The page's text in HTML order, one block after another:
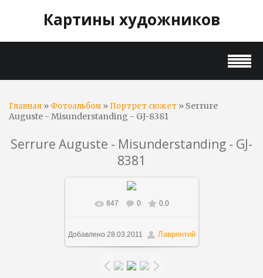
Картины художников
Главная » Фотоальбом» Портрет сюжет » Serrure
Auguste - Misunderstanding - GJ-8381
Serrure Auguste - Misunderstanding - GJ-
8381
В реальном размере
1304x1476/ 405.7Kb
847 0 0.0
Добавлено 28.03.2011 Лаврентий